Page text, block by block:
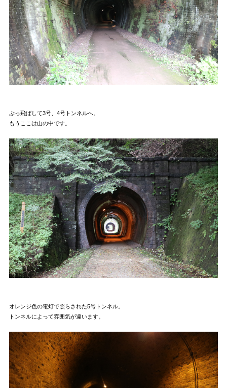
ぶっ飛ばして3号、4号トンネルへ。
もうここは山の中です。
オレンジ色の電灯で照らされた5号トンネル。
トンネルによって雰囲気が違います。